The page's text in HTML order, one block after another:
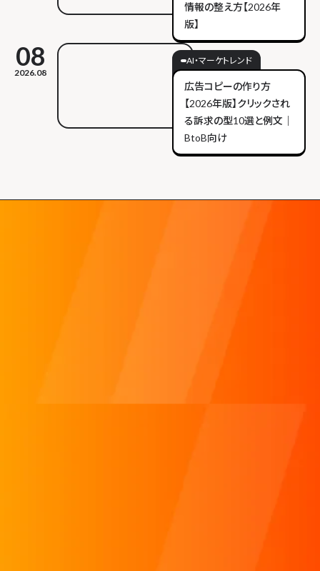
情報の整え方【2026年
版】
08
2026.08
AI・マーケトレンド
広告コピーの作り方
【2026年版】クリックされ
る訴求の型10選と例文｜
BtoB向け